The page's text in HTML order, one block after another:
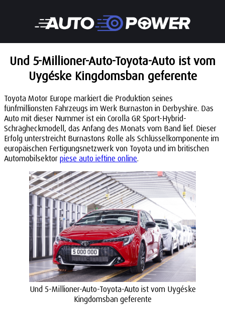
Und 5-Millioner-Auto-Toyota-Auto ist vom
Uygéske Kingdomsban geferente
Toyota Motor Europe markiert die Produktion seines
fünfmillionsten Fahrzeugs im Werk Burnaston in Derbyshire. Das
Auto mit dieser Nummer ist ein Corolla GR Sport-Hybrid-
Schrägheckmodell, das Anfang des Monats vom Band lief. Dieser
Erfolg unterstreicht Burnastons Rolle als Schlüsselkomponente im
europäischen Fertigungsnetzwerk von Toyota und im britischen
Automobilsektor piese auto ieftine online.
Und 5-Millioner-Auto-Toyota-Auto ist vom Uygéske
Kingdomsban geferente